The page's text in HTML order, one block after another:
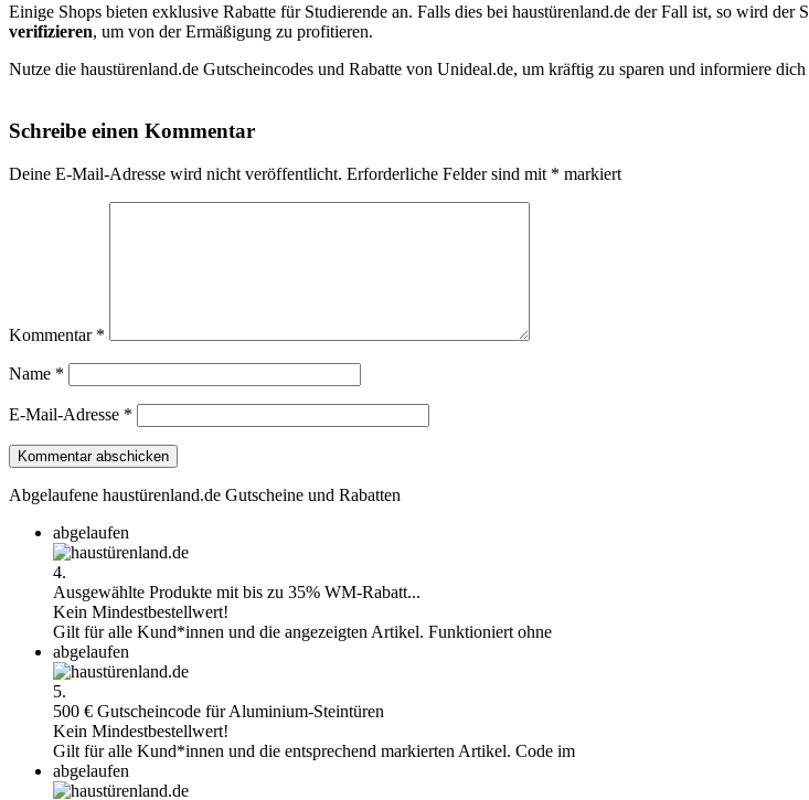
Einige Shops bieten exklusive Rabatte für Studierende an. Falls dies bei haustürenland.de der Fall ist, so wird
verifizieren, um von der Ermäßigung zu profitieren.
Nutze die haustürenland.de Gutscheincodes und Rabatte von Unideal.de, um kräftig zu sparen und informiere
Schreibe einen Kommentar
Deine E-Mail-Adresse wird nicht veröffentlicht. Erforderliche Felder sind mit * markiert
Kommentar *
Name *
E-Mail-Adresse *
Abgelaufene haustürenland.de Gutscheine und Rabatten
abgelaufen
4.
Ausgewählte Produkte mit bis zu 35% WM-Rabatt...
Kein Mindestbestellwert!
Gilt für alle Kund*innen und die angezeigten Artikel. Funktioniert ohne
abgelaufen
5.
500 € Gutscheincode für Aluminium-Steintüren
Kein Mindestbestellwert!
Gilt für alle Kund*innen und die entsprechend markierten Artikel. Code im
abgelaufen